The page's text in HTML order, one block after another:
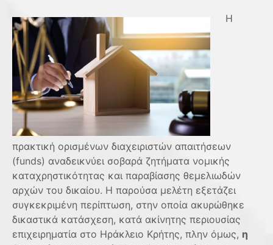
Η
πρακτική ορισμένων διαχειριστών απαιτήσεων
(funds) αναδεικνύει σοβαρά ζητήματα νομικής
καταχρηστικότητας και παραβίασης θεμελιωδών
αρχών του δικαίου. Η παρούσα μελέτη εξετάζει
συγκεκριμένη περίπτωση, στην οποία ακυρώθηκε
δικαστικά κατάσχεση, κατά ακίνητης περιουσίας
επιχειρηματία στο Ηράκλειο Κρήτης, πλην όμως, η